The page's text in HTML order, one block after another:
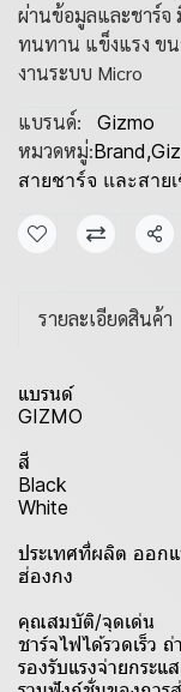
ผ่านข้อมูลและชาร์จ
ทนทาน แข็งแรง ขน
งานระบบ Micro
แบรนด์:
Gizmo
หมวดหมู่:Brand,
สายชาร์จ และสาย
แชร์
รายละเอียดสินค้า
แบรนด์
GIZMO
สี
Black
White
ประเทศที่ผลิต ออก
ฮ่องกง
คุณสมบัติ/จุดเด่น
ชาร์จไฟได้รวดเร็ว
รองรับแรงจ่ายกระ